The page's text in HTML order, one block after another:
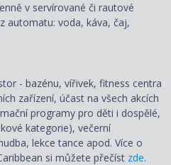
v servírované či rautové
automatu: voda, káva, čaj,
- bazénu, vířivek, fitness centra
zařízení, účast na všech akcích
programy pro děti i dospělé,
kategorie), večerní
lekce tance apod. Více o
si můžete přečíst zde.